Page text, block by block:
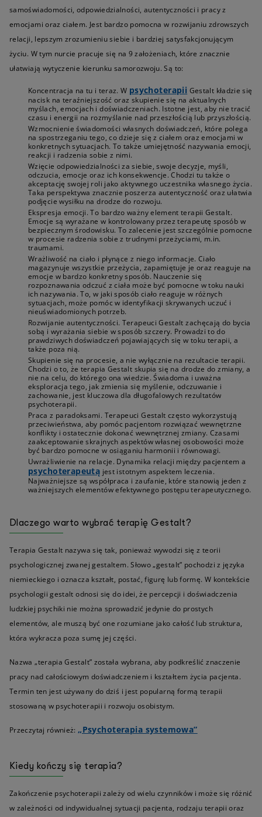
samoświadomości, odpowiedzialności, autentyczności i pracy z
emocjami oraz ciałem. Jest bardzo pomocna w rozwijaniu zdrowszych
relacji, lepszym zrozumieniu siebie i bardziej satysfakcjonującym
życiu. W tym nurcie pracuje się na 9 założeniach, które znacznie
ułatwiają wytyczenie kierunku samorozwoju. Są to:
Koncentracja na tu i teraz. W psychoterapii Gestalt kładzie się
nacisk na teraźniejszość oraz skupienie się na aktualnych
myślach, emocjach i doświadczeniach. Istotne jest, aby nie tracić
czasu i energii na rozmyślanie nad przeszłością lub przyszłością.
Wzmocnienie świadomości własnych doświadczeń, które polega
na spostrzeganiu tego, co dzieje się z ciałem oraz emocjami w
konkretnych sytuacjach. To także umiejętność nazywania emocji,
reakcji i radzenia sobie z nimi.
Wzięcie odpowiedzialności za siebie, swoje decyzje, myśli,
odczucia, emocje oraz ich konsekwencje. Chodzi tu także o
akceptację swojej roli jako aktywnego uczestnika własnego życia.
Taka perspektywa znacznie poszerza autentyczność oraz ułatwia
podjęcie wysiłku na drodze do rozwoju.
Ekspresja emocji. To bardzo ważny element terapii Gestalt.
Emocje są wyrażane w kontrolowany przez terapeutę sposób w
bezpiecznym środowisku. To zalecenie jest szczególnie pomocne
w procesie radzenia sobie z trudnymi przeżyciami, m.in.
traumami.
Wrażliwość na ciało i płynące z niego informacje. Ciało
magazynuje wszystkie przeżycia, zapamiętuje je oraz reaguje na
emocje w bardzo konkretny sposób. Nauczenie się
rozpoznawania odczuć z ciała może być pomocne w toku nauki
ich nazywania. To, w jaki sposób ciało reaguje w różnych
sytuacjach, może pomóc w identyfikacji skrywanych uczuć i
nieuświadomionych potrzeb.
Rozwijanie autentyczności. Terapeuci Gestalt zachęcają do bycia
sobą i wyrażania siebie w sposób szczery. Prowadzi to do
prawdziwych doświadczeń pojawiających się w toku terapii, a
także poza nią.
Skupienie się na procesie, a nie wyłącznie na rezultacie terapii.
Chodzi o to, że terapia Gestalt skupia się na drodze do zmiany, a
nie na celu, do którego ona wiedzie. Świadoma i uważna
eksploracja tego, jak zmienia się myślenie, odczuwanie i
zachowanie, jest kluczowa dla długofalowych rezultatów
psychoterapii.
Praca z paradoksami. Terapeuci Gestalt często wykorzystują
przeciwieństwa, aby pomóc pacjentom rozwiązać wewnętrzne
konflikty i ostatecznie dokonać wewnętrznej zmiany. Czasami
zaakceptowanie skrajnych aspektów własnej osobowości może
być bardzo pomocne w osiąganiu harmonii i równowagi.
Uwrażliwienie na relacje. Dynamika relacji między pacjentem a
psychoterapeutą jest istotnym aspektem leczenia.
Najważniejsze są współpraca i zaufanie, które stanowią jeden z
ważniejszych elementów efektywnego postępu terapeutycznego.
Dlaczego warto wybrać terapię Gestalt?
Terapia Gestalt nazywa się tak, ponieważ wywodzi się z teorii
psychologicznej zwanej gestaltem. Słowo „gestalt” pochodzi z języka
niemieckiego i oznacza kształt, postać, figurę lub formę. W kontekście
psychologii gestalt odnosi się do idei, że percepcji i doświadczenia
ludzkiej psychiki nie można sprowadzić jedynie do prostych
elementów, ale muszą być one rozumiane jako całość lub struktura,
która wykracza poza sumę jej części.
Nazwa „terapia Gestalt” została wybrana, aby podkreślić znaczenie
pracy nad całościowym doświadczeniem i kształtem życia pacjenta.
Termin ten jest używany do dziś i jest popularną formą terapii
stosowaną w psychoterapii i rozwoju osobistym.
Przeczytaj również:„Psychoterapia systemowa”
Kiedy kończy się terapia?
Zakończenie psychoterapii zależy od wielu czynników i może się różnić
w zależności od indywidualnej sytuacji pacjenta, rodzaju terapii oraz